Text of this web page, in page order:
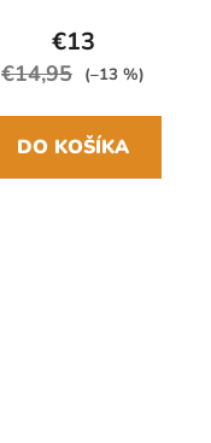
€13
€14,95 (–13 %)
DO KOŠÍKA